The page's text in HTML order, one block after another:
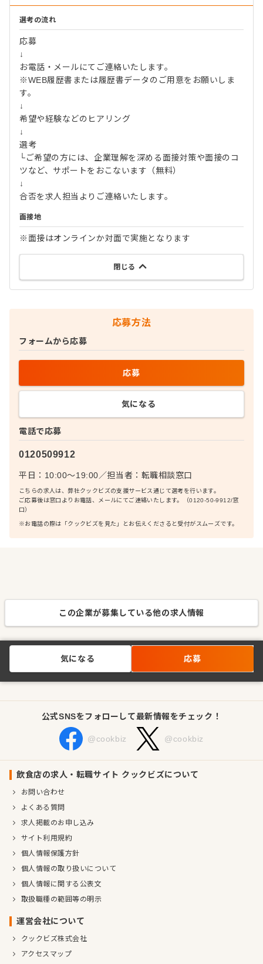
選考の流れ
応募
↓
お電話・メールにてご連絡いたします。
※WEB履歴書または履歴書データのご用意をお願いしま
す。
↓
希望や経験などのヒアリング
↓
選考
└ご希望の方には、企業理解を深める面接対策や面接のコ
ツなど、サポートをおこないます（無料）
↓
合否を求人担当よりご連絡いたします。
面接地
※面接はオンラインか対面で実施となります
閉じる
応募方法
電話で応募
0120509912
平日：10:00〜19:00／担当者： 転職相談窓口
こちらの求人は、弊社クックビズの支援サービス通じて選考を行います。
ご応募後は窓口よりお電話、メールにてご連絡いたします。（0120-50-9912/窓
口）
※お電話の際は「クックビズを見た」とお伝えくださると受付がスムーズです。
フォームから応募
応募
気になる
この企業が募集している他の求人情報
気になる 応募
公式SNSをフォローして最新情報をチェック！
@cookbiz @cookbiz
飲食店の求人・転職サイト クックビズについて
お問い合わせ
よくある質問
求人掲載のお申し込み
サイト利用規約
個人情報保護方針
個人情報の取り扱いについて
個人情報に関する公表文
取扱職種の範囲等の明示
運営会社について
クックビズ株式会社
アクセスマップ